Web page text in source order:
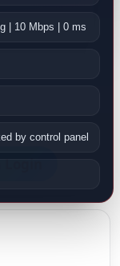
| 10 Mbps | 0 ms
by control panel